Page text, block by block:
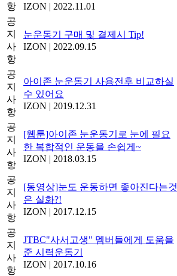
항
IZON | 2022.11.01
공
지
사
항
눈운동기 구매 및 결제시 Tip!
IZON | 2022.09.15
공
지
사
항
아이존 눈운동기 사용전후 비교하실
수 있어요
IZON | 2019.12.31
공
지
사
항
[웹툰]아이존 눈운동기로 눈에 필요
한 복합적인 운동을 손쉽게~
IZON | 2018.03.15
공
지
사
항
[동영상]눈도 운동하면 좋아진다는것
은 실화?!
IZON | 2017.12.15
공
지
사
항
JTBC"사서고생" 멤버들에게 도움을
준 시력운동기
IZON | 2017.10.16